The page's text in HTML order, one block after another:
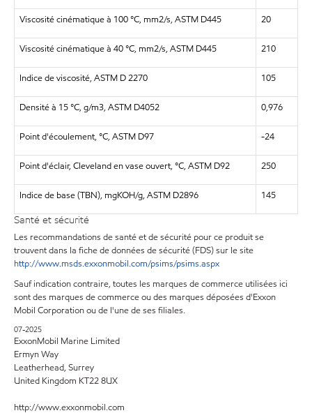
Viscosité cinématique à 100 °C, mm2/s, ASTM D445 20
Viscosité cinématique à 40 °C, mm2/s, ASTM D445 210
Indice de viscosité, ASTM D 2270 105
Densité à 15 °C, g/m3, ASTM D4052 0,976
Point d'écoulement, °C, ASTM D97 -24
Point d'éclair, Cleveland en vase ouvert, °C, ASTM D92 250
Indice de base (TBN), mgKOH/g, ASTM D2896 145
Santé et sécurité
Les recommandations de santé et de sécurité pour ce produit se
trouvent dans la fiche de données de sécurité (FDS) sur le site
http://www.msds.exxonmobil.com/psims/psims.aspx
Sauf indication contraire, toutes les marques de commerce utilisées ici
sont des marques de commerce ou des marques déposées d'Exxon
Mobil Corporation ou de l'une de ses filiales.
07-2025
ExxonMobil Marine Limited
Ermyn Way
Leatherhead, Surrey
United Kingdom KT22 8UX
http://www.exxonmobil.com